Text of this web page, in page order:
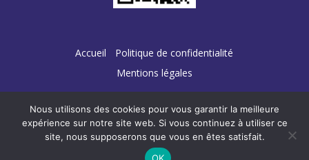
Accueil
Politique de confidentialité
Mentions légales
Conception :TERRE DE PIXELS
Nous utilisons des cookies pour vous garantir la meilleure
expérience sur notre site web. Si vous continuez à utiliser ce
site, nous supposerons que vous en êtes satisfait.
OK